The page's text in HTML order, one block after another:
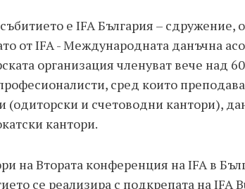
е IFA България – сдружение,
от IFA - Международната данъчна
организация членуват вече над
сред които
(одиторски и счетоводни кантори),
кантори.
на Втората конференция на IFA в
се реализира с подкрепата на